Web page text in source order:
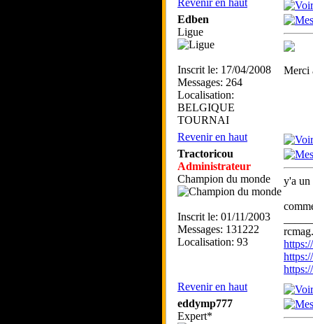
Revenir en haut
Edben
Ligue
Inscrit le: 17/04/2008
Messages: 264
Localisation:
BELGIQUE
TOURNAI
Merci
Revenir en haut
Tractoricou
Administrateur
Champion du monde
Inscrit le: 01/11/2003
Messages: 131222
Localisation: 93
y'a un
Revenir en haut
eddymp777
Expert*